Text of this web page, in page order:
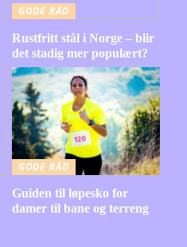
GODE RÅD
Rustfritt stål i Norge – blir
det stadig mer populært?
GODE RÅD
Guiden til løpesko for
damer til bane og terreng